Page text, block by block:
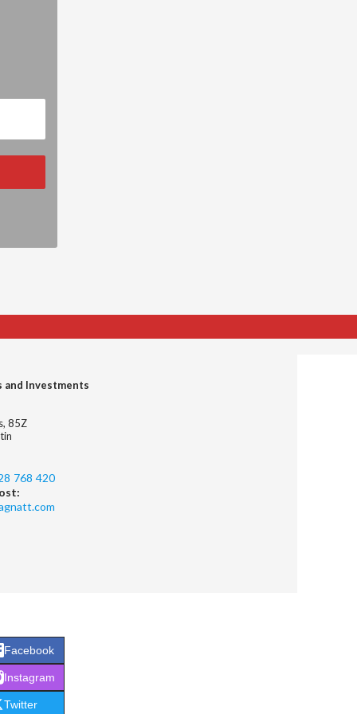
and Investments
85Z
768 420
Facebook
Instagram
Twitter